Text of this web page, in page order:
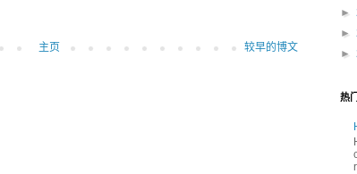
较早的博文
主页
►
►
►
热门